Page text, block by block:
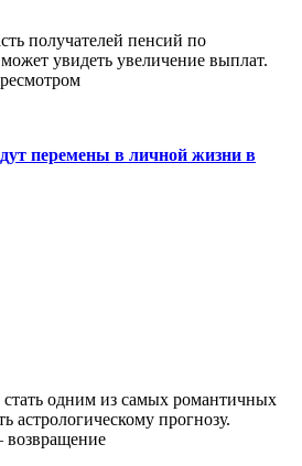
получателей пенсий по
увидеть увеличение выплат.
перемены в личной жизни в
одним из самых романтичных
астрологическому прогнозу.
возвращение